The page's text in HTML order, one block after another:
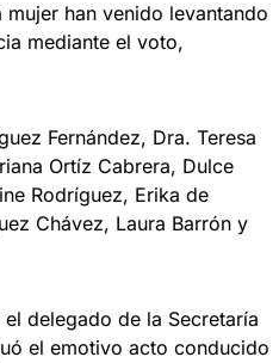
han venido levantando
mediante el voto,
Fernández, Dra. Teresa
Ortíz Cabrera, Dulce
Rodríguez, Erika de
Chávez, Laura Barrón y
delegado de la Secretaría
el emotivo acto conducido